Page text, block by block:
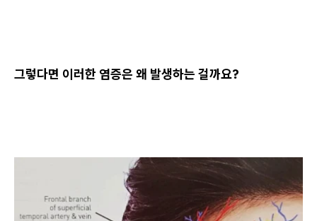
그렇다면 이러한 염증은 왜 발생하는 걸까요?